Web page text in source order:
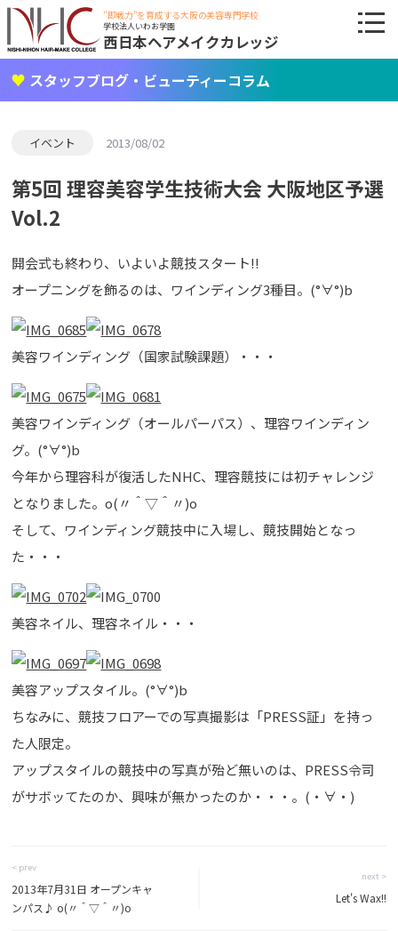
"即戦力"を育成する大阪の美容専門学校
学校法人いわお学園
西日本ヘアメイクカレッジ
スタッフブログ・ビューティーコラム
イベント 2013/08/02
第5回 理容美容学生技術大会 大阪地区予選
Vol.2
開会式も終わり、いよいよ競技スタート!!
オープニングを飾るのは、ワインディング3種目。(°∀°)b
美容ワインディング（国家試験課題）・・・
美容ワインディング（オールパーパス）、理容ワインディン
グ。(°∀°)b
今年から理容科が復活したNHC、理容競技には初チャレンジ
となりました。o(〃＾▽＾〃)o
そして、ワインディング競技中に入場し、競技開始となっ
た・・・
美容ネイル、理容ネイル・・・
美容アップスタイル。(°∀°)b
ちなみに、競技フロアーでの写真撮影は「PRESS証」を持っ
た人限定。
アップスタイルの競技中の写真が殆ど無いのは、PRESS令司
がサボッてたのか、興味が無かったのか・・・。(・∀・)
< prev
2013年7月31日 オープンキャ
ンパス♪ o(〃＾▽＾〃)o
next >
Let's Wax!!